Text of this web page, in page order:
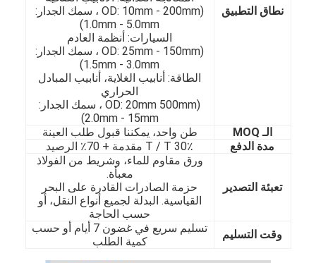
مقاطع فيديو
حولنا
نطاق التطبيق
(OD: 10mm - 200mm ، سمك الجدار:
1.0mm - 5.0mm)
السيارات: أنظمة العادم
(OD: 25mm - 150mm ، سمك الجدار:
1.5mm - 3.0mm)
الطاقة: أنابيب الغلاية، أنابيب المبادل
الحراري
(OD: 20mm 500mm ، سمك الجدار:
2.0mm - 15mm)
الـ MOQ
طن واحد، يمكننا قبول طلب العينة
مدة الدفع
30٪ T / T مقدمة + 70٪ الرصيد
تعبئة التصدير
ورق مقاوم للماء، وشريط من الفولاذ
معبأة.
حزمة الصادرات القادرة على البحر
القياسية. البدلة لجميع أنواع النقل، أو
حسب الحاجة
وقت التسليم
تسليم سريع في غضون 7 أيام أو حسب
كمية الطلب